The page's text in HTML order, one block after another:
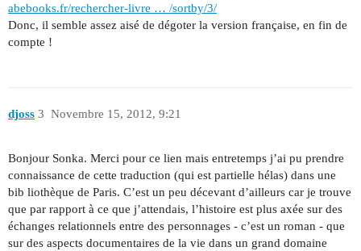
abebooks.fr/rechercher-livre … /sortby/3/
Donc, il semble assez aisé de dégoter la version française, en fin de
compte !
djoss Novembre 15, 2012, 9:21
3
Bonjour Sonka. Merci pour ce lien mais entretemps j’ai pu prendre
connaissance de cette traduction (qui est partielle hélas) dans une
bib liothèque de Paris. C’est un peu décevant d’ailleurs car je trouve
que par rapport à ce que j’attendais, l’histoire est plus axée sur des
échanges relationnels entre des personnages - c’est un roman - que
sur des aspects documentaires de la vie dans un grand domaine